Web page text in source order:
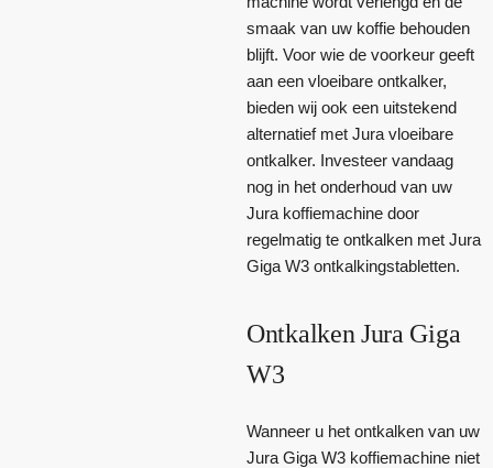
smaak van uw koffie behouden
blijft. Voor wie de voorkeur geeft
aan een vloeibare ontkalker,
bieden wij ook een uitstekend
alternatief met Jura vloeibare
ontkalker. Investeer vandaag
nog in het onderhoud van uw
Jura koffiemachine door
regelmatig te ontkalken met Jura
Giga W3 ontkalkingstabletten.
Ontkalken Jura Giga
W3
Wanneer u het ontkalken van uw
Jura Giga W3 koffiemachine niet